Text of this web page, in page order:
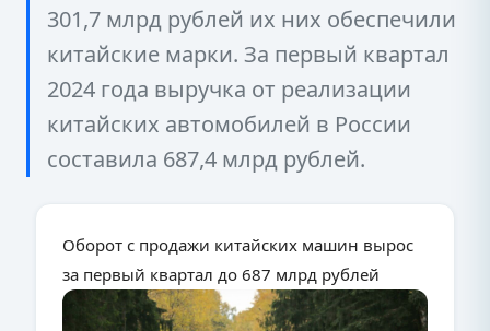
301,7 млрд рублей их них обеспечили
китайские марки. За первый квартал
2024 года выручка от реализации
китайских автомобилей в России
составила 687,4 млрд рублей.
Оборот с продажи китайских машин вырос
за первый квартал до 687 млрд рублей